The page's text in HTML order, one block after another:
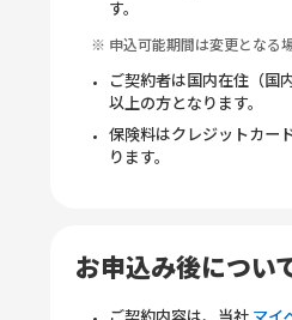
す。
※ 申込可能期間は変更となる
ご契約者は国内在住（国
以上の方となります。
保険料はクレジットカー
ります。
お申込み後につい